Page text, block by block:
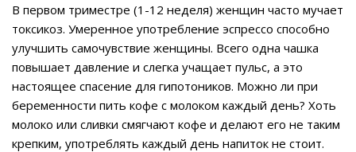
В первом триместре (1-12 неделя) женщин часто мучает
токсикоз. Умеренное употребление эспрессо способно
улучшить самочувствие женщины. Всего одна чашка
повышает давление и слегка учащает пульс, а это
настоящее спасение для гипотоников. Можно ли при
беременности пить кофе с молоком каждый день? Хоть
молоко или сливки смягчают кофе и делают его не таким
крепким, употреблять каждый день напиток не стоит.